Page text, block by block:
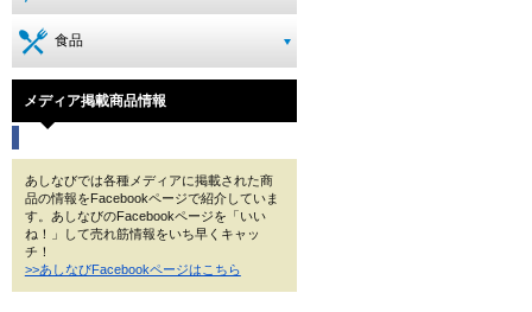
食品
メディア掲載商品情報
あしなびでは各種メディアに掲載された商
品の情報をFacebookページで紹介していま
す。あしなびのFacebookページを「いい
ね！」して売れ筋情報をいち早くキャッ
チ！
>>あしなびFacebookページはこちら